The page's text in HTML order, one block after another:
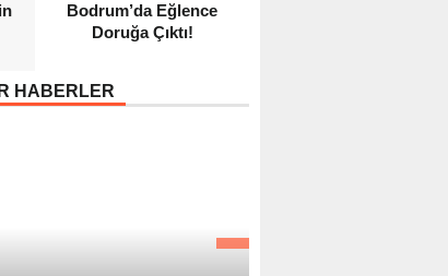
Bodrum’da Eğlence
Doruğa Çıktı!
HABERLER